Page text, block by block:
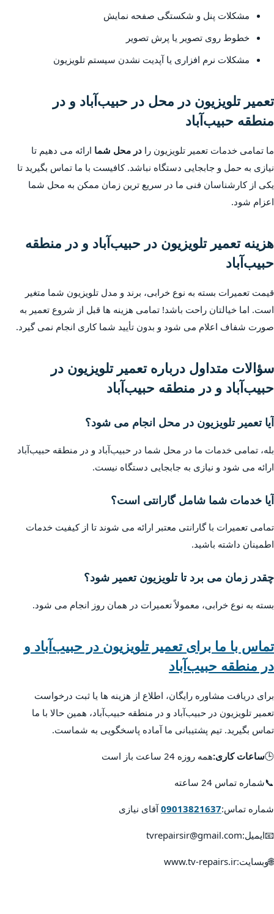
مشکلات پنل و شکستگی صفحه نمایش
خطوط روی تصویر یا پرش تصویر
مشکلات نرم افزاری یا آپدیت نشدن سیستم تلویزیون
تعمیر تلویزیون در محل در حبیب‌آباد و در
منطقه حبیب‌آباد
ما تمامی خدمات تعمیر تلویزیون را در محل شما ارائه می دهیم تا
نیازی به حمل و جابجایی دستگاه نباشد. کافیست با ما تماس بگیرید تا
یکی از کارشناسان فنی ما در سریع ترین زمان ممکن به محل شما
اعزام شود.
هزینه تعمیر تلویزیون در حبیب‌آباد و در منطقه
حبیب‌آباد
قیمت تعمیرات بسته به نوع خرابی، برند و مدل تلویزیون شما متغیر
است. اما خیالتان راحت باشد! تمامی هزینه ها قبل از شروع تعمیر به
صورت شفاف اعلام می شود و بدون تأیید شما کاری انجام نمی گیرد.
سؤالات متداول درباره تعمیر تلویزیون در
حبیب‌آباد و در منطقه حبیب‌آباد
آیا تعمیر تلویزیون در محل انجام می شود؟
بله، تمامی خدمات ما در محل شما در حبیب‌آباد و در منطقه حبیب‌آباد
ارائه می شود و نیازی به جابجایی دستگاه نیست.
آیا خدمات شما شامل گارانتی است؟
تمامی تعمیرات با گارانتی معتبر ارائه می شوند تا از کیفیت خدمات
اطمینان داشته باشید.
چقدر زمان می برد تا تلویزیون تعمیر شود؟
بسته به نوع خرابی، معمولاً تعمیرات در همان روز انجام می شود.
تماس با ما برای تعمیر تلویزیون در حبیب‌آباد و
در منطقه حبیب‌آباد
برای دریافت مشاوره رایگان، اطلاع از هزینه ها یا ثبت درخواست
تعمیر تلویزیون در حبیب‌آباد و در منطقه حبیب‌آباد، همین حالا با ما
تماس بگیرید. تیم پشتیبانی ما آماده پاسخگویی به شماست.
🕒ساعات کاری:همه روزه 24 ساعت باز است
📞شماره تماس 24 ساعته
شماره تماس:09013821637آقای نیازی
📧ایمیل:tvrepairsir@gmail.com
🌐وبسایت:www.tv-repairs.ir